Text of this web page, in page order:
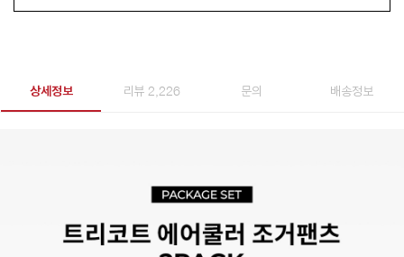
상세정보 리뷰 2,226 문의 배송정보